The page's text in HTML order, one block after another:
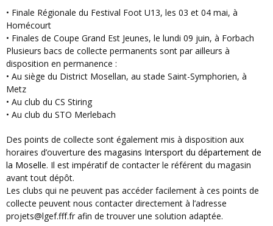
• Finale Régionale du Festival Foot U13, les 03 et 04 mai, à
Homécourt
• Finales de Coupe Grand Est Jeunes, le lundi 09 juin, à Forbach
Plusieurs bacs de collecte permanents sont par ailleurs à
disposition en permanence :
• Au siège du District Mosellan, au stade Saint-Symphorien, à
Metz
• Au club du CS Stiring
• Au club du STO Merlebach
Des points de collecte sont également mis à disposition aux
horaires d’ouverture des magasins Intersport du département de
la Moselle. Il est impératif de contacter le référent du magasin
avant tout dépôt.
Les clubs qui ne peuvent pas accéder facilement à ces points de
collecte peuvent nous contacter directement à l’adresse
projets@lgef.fff.fr afin de trouver une solution adaptée.